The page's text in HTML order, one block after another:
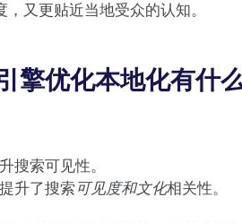
又更贴近当地受众的认知。
擎优化本地化有什
搜索可见性。
升了搜索可见度和文化相关性。